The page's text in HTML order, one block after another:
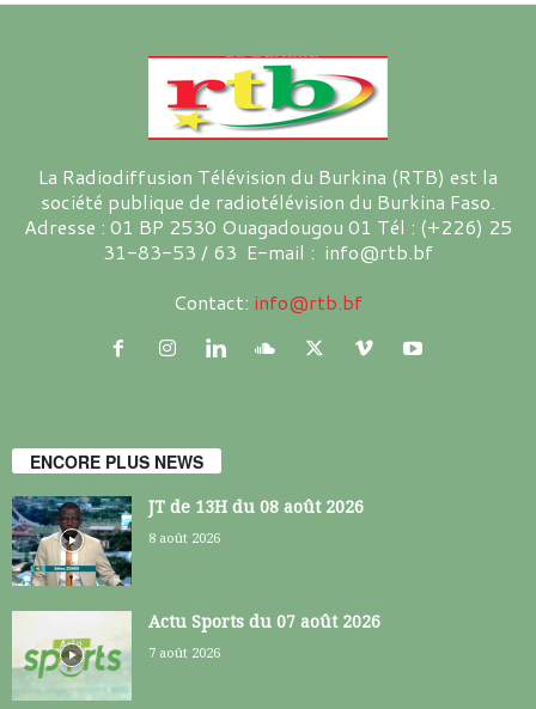
La Radiodiffusion Télévision du Burkina (RTB) est la
société publique de radiotélévision du Burkina Faso.
Adresse : 01 BP 2530 Ouagadougou 01 Tél : (+226) 25
31-83-53 / 63 E-mail : info@rtb.bf
Contact: info@rtb.bf
ENCORE PLUS NEWS
JT de 13H du 08 août 2026
8 août 2026
Actu Sports du 07 août 2026
7 août 2026